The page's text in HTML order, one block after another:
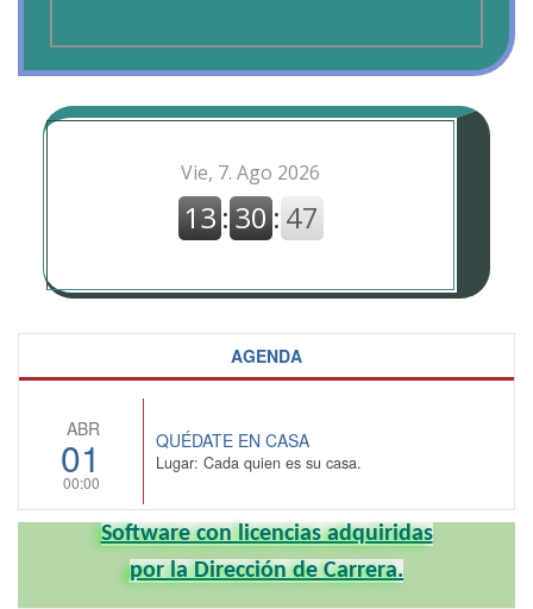
AGENDA
ABR
01
00:00
QUÉDATE EN CASA
Lugar: Cada quien es su casa.
Software con licencias adquiridas
por la Dirección de Carrera.